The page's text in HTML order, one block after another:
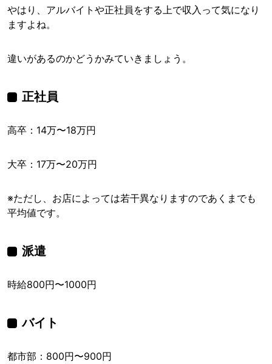
やはり、アルバイトや正社員をする上で収入って気になり
ますよね。
違いがあるのかどうかみていきましょう。
正社員
高卒：14万〜18万円
大卒：17万〜20万円
※ただし、お店によっては若干異なりますのであくまでも
平均値です。
派遣
時給800円〜1000円
バイト
都市部：800円〜900円